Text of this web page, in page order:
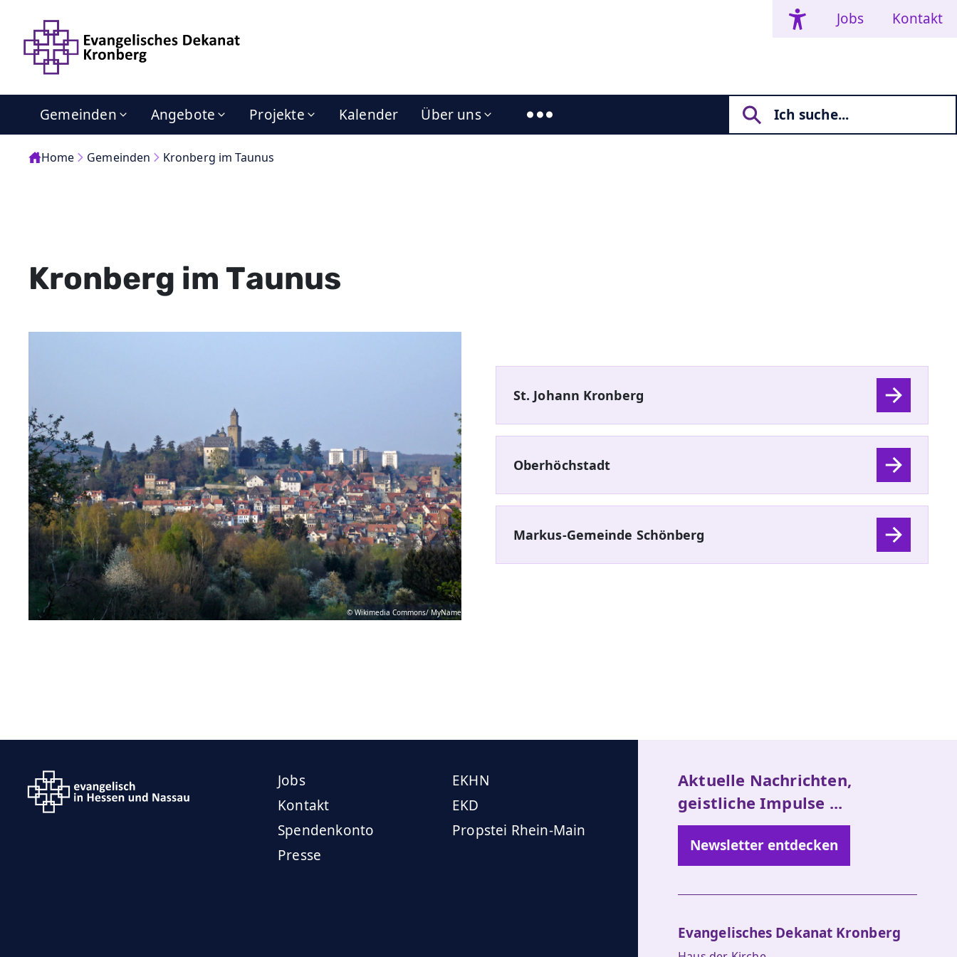
Jobs Kontakt
Gemeinden Angebote Projekte Kalender Über uns
Home Gemeinden Kronberg im Taunus
Kronberg im Taunus
© Wikimedia Commons/ MyName
St. Johann Kronberg
Oberhöchstadt
Markus-Gemeinde Schönberg
Jobs
Kontakt
Spendenkonto
Presse
EKHN
EKD
Propstei Rhein-Main
Aktuelle Nachrichten,
geistliche Impulse ...
Newsletter entdecken
Evangelisches Dekanat Kronberg